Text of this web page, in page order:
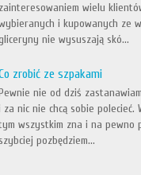
zainteresowaniem wielu
i kupowanych ze
nie wysuszają skó...
zrobić ze szpakami
nie od dziś
za nic nie chcą sobie
wszystkim zna i na pewno
szybciej pozbędziem...